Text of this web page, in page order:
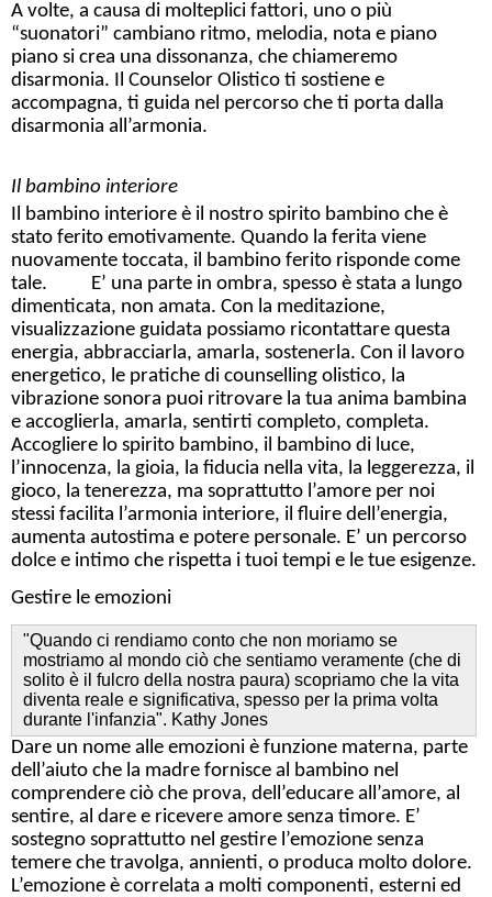
A volte, a causa di molteplici fattori, uno o più
“suonatori” cambiano ritmo, melodia, nota e piano
piano si crea una dissonanza, che chiameremo
disarmonia. Il Counselor Olistico ti sostiene e
accompagna, ti guida nel percorso che ti porta dalla
disarmonia all’armonia.
Il bambino interiore
Il bambino interiore è il nostro spirito bambino che è
stato ferito emotivamente. Quando la ferita viene
nuovamente toccata, il bambino ferito risponde come
tale. E’ una parte in ombra, spesso è stata a lungo
dimenticata, non amata. Con la meditazione,
visualizzazione guidata possiamo ricontattare questa
energia, abbracciarla, amarla, sostenerla. Con il lavoro
energetico, le pratiche di counselling olistico, la
vibrazione sonora puoi ritrovare la tua anima bambina
e accoglierla, amarla, sentirti completo, completa.
Accogliere lo spirito bambino, il bambino di luce,
l’innocenza, la gioia, la fiducia nella vita, la leggerezza, il
gioco, la tenerezza, ma soprattutto l’amore per noi
stessi facilita l’armonia interiore, il fluire dell’energia,
aumenta autostima e potere personale. E’ un percorso
dolce e intimo che rispetta i tuoi tempi e le tue esigenze.
Gestire le emozioni
"Quando ci rendiamo conto che non moriamo se
mostriamo al mondo ciò che sentiamo veramente (che di
solito è il fulcro della nostra paura) scopriamo che la vita
diventa reale e significativa, spesso per la prima volta
durante l'infanzia". Kathy Jones
Dare un nome alle emozioni è funzione materna, parte
dell’aiuto che la madre fornisce al bambino nel
comprendere ciò che prova, dell’educare all’amore, al
sentire, al dare e ricevere amore senza timore. E’
sostegno soprattutto nel gestire l’emozione senza
temere che travolga, annienti, o produca molto dolore.
L’emozione è correlata a molti componenti, esterni ed